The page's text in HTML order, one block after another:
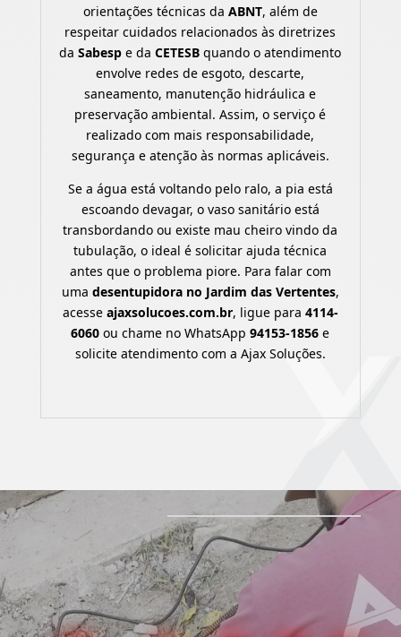
orientações técnicas da ABNT, além de
respeitar cuidados relacionados às diretrizes
daSabesp e daCETESB quando o atendimento
envolve redes de esgoto, descarte,
saneamento, manutenção hidráulica e
preservação ambiental. Assim, o serviço é
realizado com mais responsabilidade,
segurança e atenção às normas aplicáveis.
Se a água está voltando pelo ralo, a pia está
escoando devagar, o vaso sanitário está
transbordando ou existe mau cheiro vindo da
tubulação, o ideal é solicitar ajuda técnica
antes que o problema piore. Para falar com
uma desentupidora no Jardim das Vertentes,
acesse ajaxsolucoes.com.br, ligue para 4114-
6060 ou chame no WhatsApp94153-1856 e
solicite atendimento com a Ajax Soluções.